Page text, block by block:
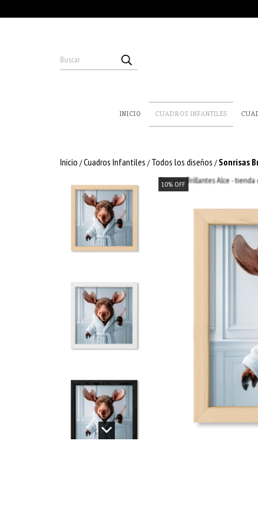
INICIO CUADROS INFANTILES
Inicio /Cuadros Infantiles / Todos los diseños / Sonrisas
10%OFF